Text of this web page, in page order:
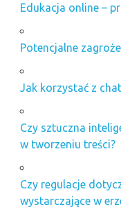
Edukacja online –
Potencjalne
Jak korzystać z
Czy sztuczna
w tworzeniu treści?
Czy regulacje
wystarczające w